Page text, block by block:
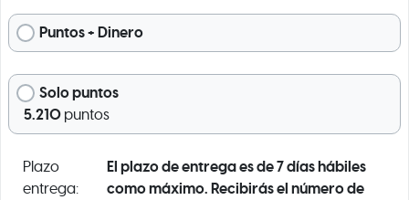
Puntos + Dinero
Solo puntos
5.210 puntos
Plazo
entrega:
El plazo de entrega es de 7 días hábiles
como máximo. Recibirás el número de